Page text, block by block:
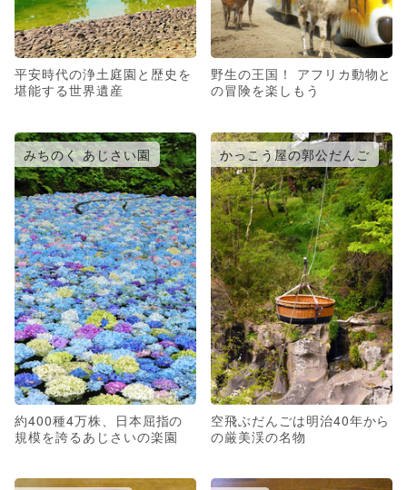
平安時代の浄土庭園と歴史を
堪能する世界遺産
野生の王国！ アフリカ動物と
の冒険を楽しもう
みちのく あじさい園
約400種4万株、日本屈指の
規模を誇るあじさいの楽園
かっこう屋の郭公だんご
空飛ぶだんごは明治40年から
の厳美渓の名物